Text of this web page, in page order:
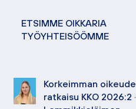
ETSIMME OIKKARIA
TYÖYHTEISÖÖMME
Korkeimman oikeuden
ratkaisu KKO 2026:2 –